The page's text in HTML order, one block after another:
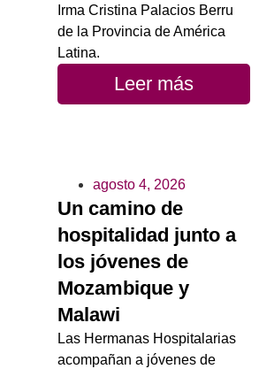
Irma Cristina Palacios Berru
de la Provincia de América
Latina.
Leer más
agosto 4, 2026
Un camino de
hospitalidad junto a
los jóvenes de
Mozambique y
Malawi
Las Hermanas Hospitalarias
acompañan a jóvenes de